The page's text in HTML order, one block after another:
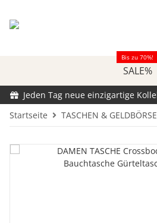
SALE%
Bis zu 70%!
Jeden Tag neue einzigartige
Startseite
TASCHEN &